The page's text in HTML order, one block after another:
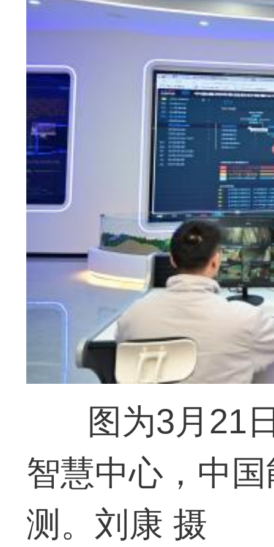
图为3月21
智慧中心，中
测。刘康 摄